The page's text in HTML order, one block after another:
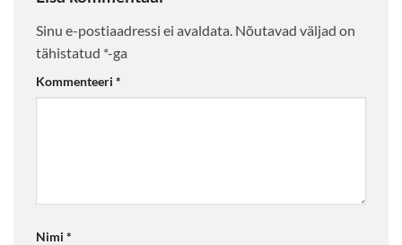
Sinu e-postiaadressi ei avaldata. Nõutavad väljad on
tähistatud *-ga
Kommenteeri *
Nimi *